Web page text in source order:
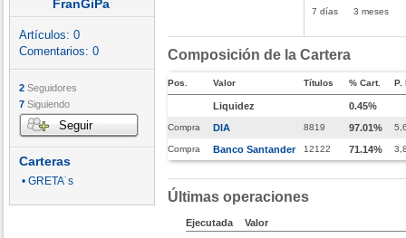
FranGiPa
Artículos: 0
Comentarios: 0
2 Seguidores
7 Siguiendo
Seguir
Carteras
• GRETA´s
7 días 3 meses
Composición de la Cartera
Pos. Valor Títulos % Cart. P.
Liquidez 0.45%
Compra DIA 8819 97.01%
Compra Banco Santander 12122 71.14%
Últimas operaciones
Ejecutada
Valor